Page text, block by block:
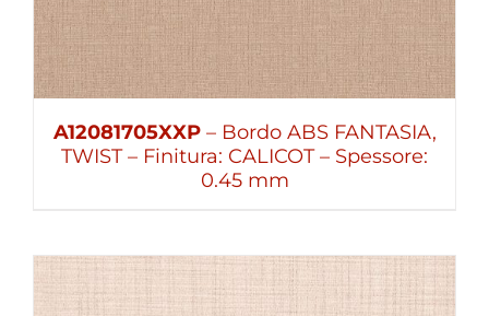
A12081705XXP– Bordo ABS FANTASIA,
TWIST – Finitura: CALICOT – Spessore:
0.45 mm